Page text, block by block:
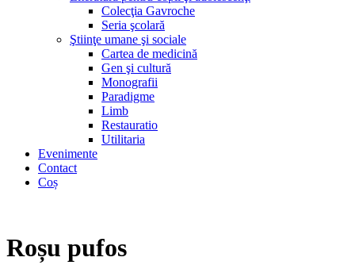
Colecţia Gavroche
Seria şcolară
Ştiinţe umane şi sociale
Cartea de medicină
Gen şi cultură
Monografii
Paradigme
Limb
Restauratio
Utilitaria
Evenimente
Contact
Coș
Roșu pufos